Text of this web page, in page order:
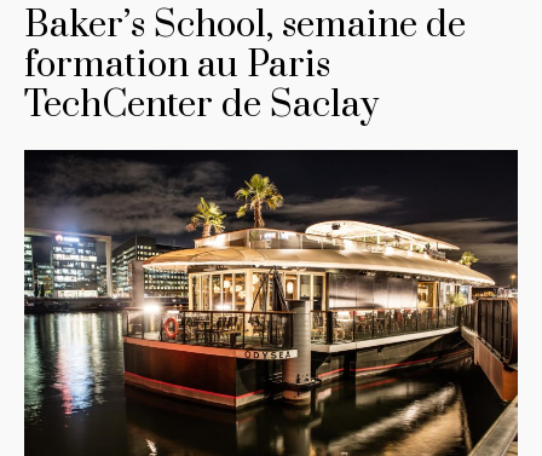
Baker’s School, semaine de
formation au Paris
TechCenter de Saclay